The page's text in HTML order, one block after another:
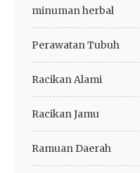
minuman herbal
Perawatan Tubuh
Racikan Alami
Racikan Jamu
Ramuan Daerah